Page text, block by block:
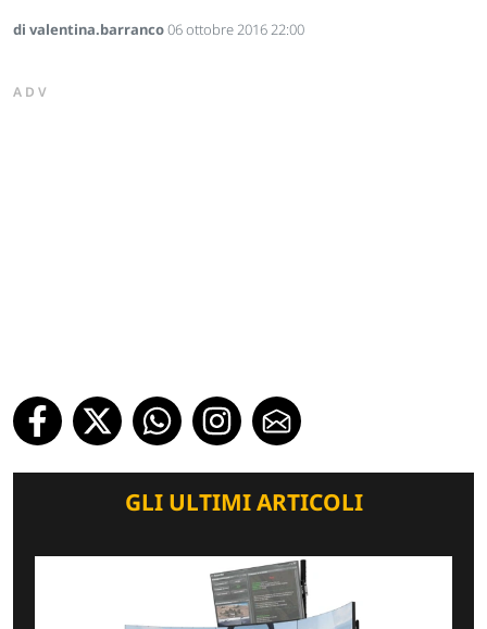
di valentina.barranco06 ottobre 2016 22:00
ADV
GLI ULTIMI ARTICOLI